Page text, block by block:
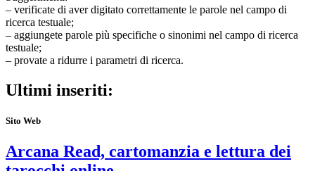
– verificate di aver digitato correttamente le parole nel campo di
ricerca testuale;
– aggiungete parole più specifiche o sinonimi nel campo di ricerca
testuale;
– provate a ridurre i parametri di ricerca.
Ultimi inseriti:
Sito Web
Arcana Read, cartomanzia e lettura dei